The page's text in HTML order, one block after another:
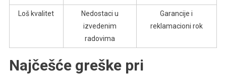
Loš kvalitet
Nedostaci u
izvedenim
radovima
Garancije i
reklamacioni rok
Najčešće greške pri